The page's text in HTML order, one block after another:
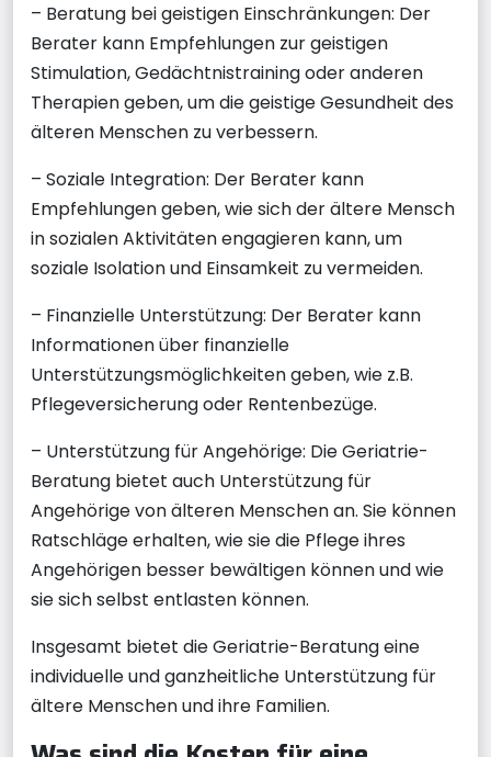
– Beratung bei geistigen Einschränkungen: Der
Berater kann Empfehlungen zur geistigen
Stimulation, Gedächtnistraining oder anderen
Therapien geben, um die geistige Gesundheit des
älteren Menschen zu verbessern.
– Soziale Integration: Der Berater kann
Empfehlungen geben, wie sich der ältere Mensch
in sozialen Aktivitäten engagieren kann, um
soziale Isolation und Einsamkeit zu vermeiden.
– Finanzielle Unterstützung: Der Berater kann
Informationen über finanzielle
Unterstützungsmöglichkeiten geben, wie z.B.
Pflegeversicherung oder Rentenbezüge.
– Unterstützung für Angehörige: Die Geriatrie-
Beratung bietet auch Unterstützung für
Angehörige von älteren Menschen an. Sie können
Ratschläge erhalten, wie sie die Pflege ihres
Angehörigen besser bewältigen können und wie
sie sich selbst entlasten können.
Insgesamt bietet die Geriatrie-Beratung eine
individuelle und ganzheitliche Unterstützung für
ältere Menschen und ihre Familien.